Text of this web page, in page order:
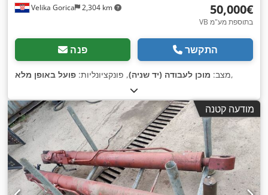
Velika Gorica 2,304 km ‏50,000 ‏€
VB בתוספת מע"מ
פנה התקשר
מצב: מוכן לעבודה (יד שניה), פונקציונליות: פועל באופן מלא ,
מודעה קטנה